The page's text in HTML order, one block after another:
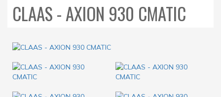
CLAAS - AXION 930 CMATIC